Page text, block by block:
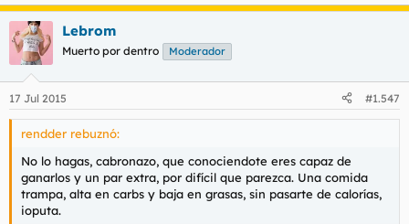
Lebrom
Muerto por dentro Moderador
17 Jul 2015 #1.547
rendder rebuznó:
No lo hagas, cabronazo, que conociendote eres capaz de
ganarlos y un par extra, por difícil que parezca. Una comida
trampa, alta en carbs y baja en grasas, sin pasarte de calorías,
ioputa.